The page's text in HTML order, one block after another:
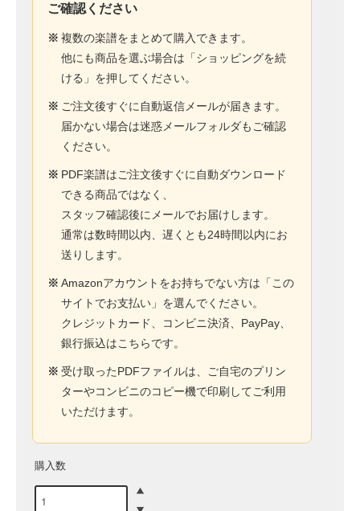
ご確認ください
※ 複数の楽譜をまとめて購入できます。
他にも商品を選ぶ場合は「ショッピングを続
ける」を押してください。
※ ご注文後すぐに自動返信メールが届きます。
届かない場合は迷惑メールフォルダもご確認
ください。
※ PDF楽譜はご注文後すぐに自動ダウンロード
できる商品ではなく、
スタッフ確認後にメールでお届けします。
通常は数時間以内、遅くとも24時間以内にお
送りします。
※ Amazonアカウントをお持ちでない方は「この
サイトでお支払い」を選んでください。
クレジットカード、コンビニ決済、PayPay、
銀行振込はこちらです。
※ 受け取ったPDFファイルは、ご自宅のプリン
ターやコンビニのコピー機で印刷してご利用
いただけます。
購入数